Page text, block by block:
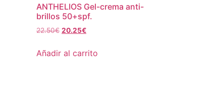
ANTHELIOS Gel-crema anti-
brillos 50+spf.
22.50€ 20.25€
Añadir al carrito